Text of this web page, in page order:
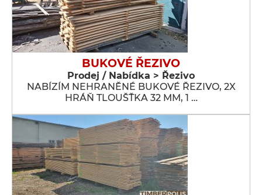
BUKOVÉ ŘEZIVO
Prodej / Nabídka > Řezivo
NABÍZÍM NEHRANĚNÉ BUKOVÉ ŘEZIVO, 2X
HRÁŇ TLOUŠŤKA 32 MM, 1 …